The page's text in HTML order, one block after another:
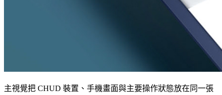
主視覺把 CHUD 裝置、手機畫面與主要操作狀態放在同一張